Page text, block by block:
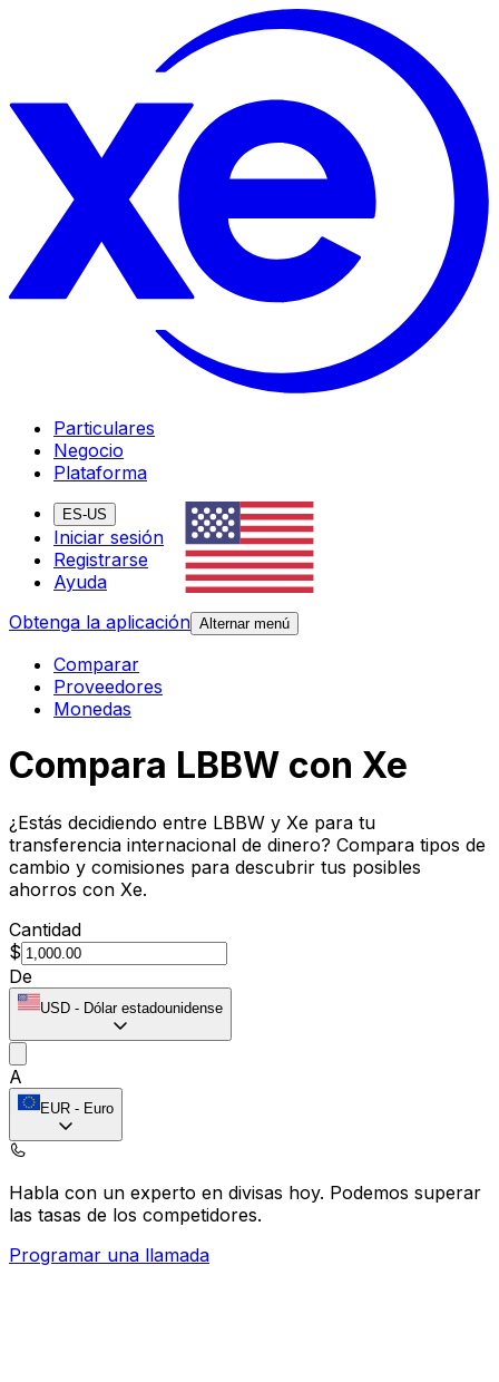
Particulares
Negocio
Plataforma
ES-US
Iniciar sesión
Registrarse
Ayuda
Obtenga la aplicación Alternar menú
Comparar
Proveedores
Monedas
Compara LBBW con Xe
¿Estás decidiendo entre LBBW y Xe para tu
transferencia internacional de dinero? Compara tipos de
cambio y comisiones para descubrir tus posibles
ahorros con Xe.
Cantidad
$
De
USD - Dólar estadounidense
A
EUR - Euro
Habla con un experto en divisas hoy. Podemos superar
las tasas de los competidores.
Programar una llamada